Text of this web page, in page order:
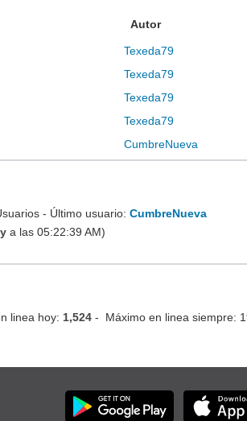
Autor
Texeda79
Texeda79
Texeda79
Texeda79
CumbreNueva
- Último usuario:CumbreNueva
a las 05:22:39 AM)
linea hoy: 1,524 - Máximo en linea siempre: